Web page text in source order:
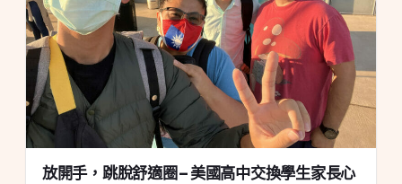
放開手，跳脫舒適圈 – 美國高中交換學生家長心